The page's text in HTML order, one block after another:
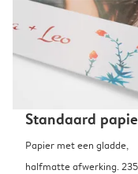
Standaard
Papier met een gladde,
halfmatte afwerking.